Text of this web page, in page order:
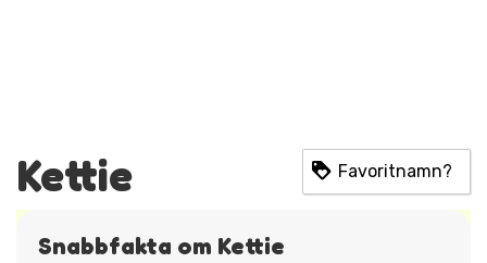
Kettie Favoritnamn?
Snabbfakta om Kettie